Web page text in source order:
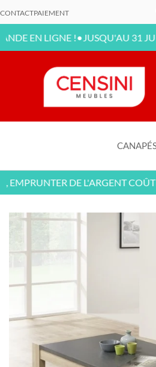
CONTACTPAIEMENT
LIGNE !•JUSQU'AU 31 JUILLET
DE L'ARGENT COÛTE